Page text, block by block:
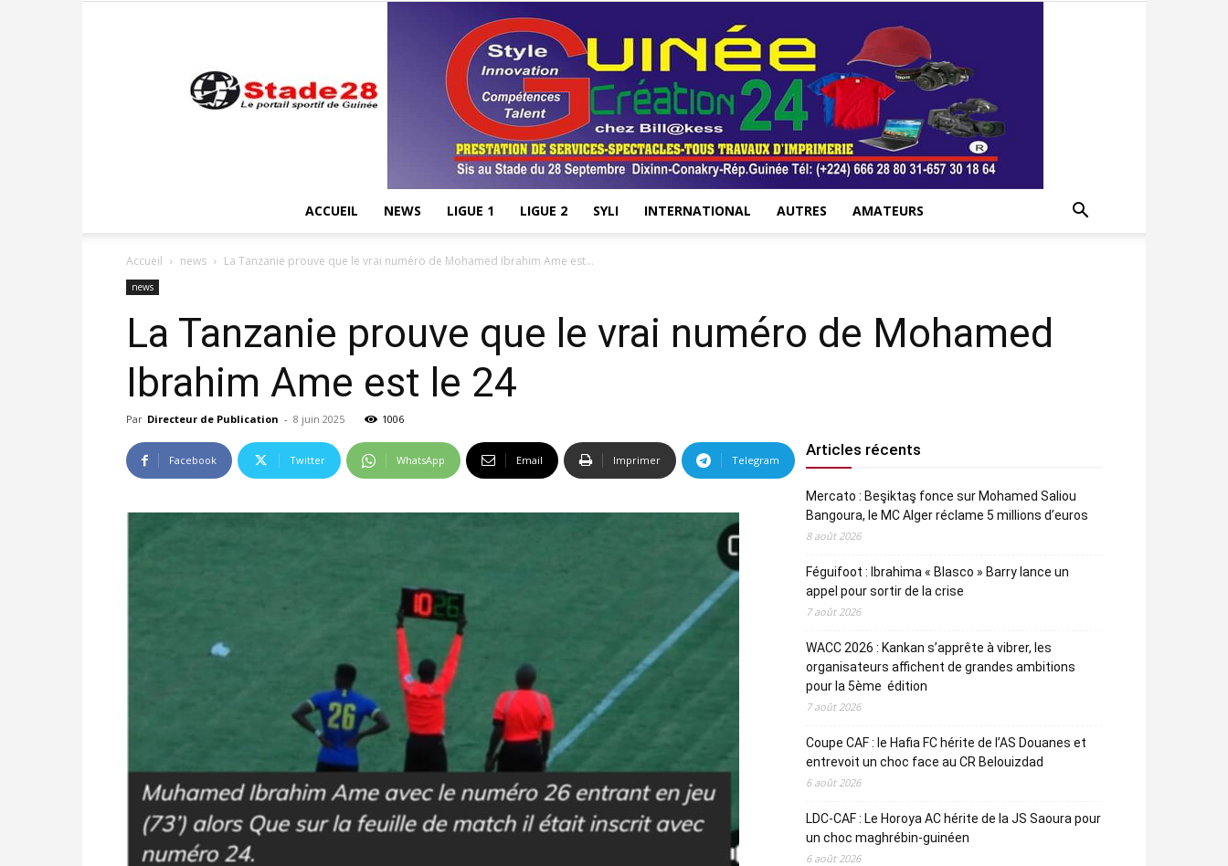
ACCUEIL NEWS LIGUE 1 LIGUE 2 SYLI INTERNATIONAL AUTRES AMATEURS
Accueil news La Tanzanie prouve que le vrai numéro de Mohamed Ibrahim Ame est...
news
La Tanzanie prouve que le vrai numéro de Mohamed
Ibrahim Ame est le 24
Par Directeur de Publication - 8 juin 2025 1006
Facebook Twitter WhatsApp Email Imprimer Telegram
Articles récents
Mercato : Beşiktaş fonce sur Mohamed Saliou
Bangoura, le MC Alger réclame 5 millions d’euros
8 août 2026
Féguifoot : Ibrahima « Blasco » Barry lance un
appel pour sortir de la crise
7 août 2026
WACC 2026 : Kankan s’apprête à vibrer, les
organisateurs affichent de grandes ambitions
pour la 5ème édition
7 août 2026
Coupe CAF : le Hafia FC hérite de l’AS Douanes et
entrevoit un choc face au CR Belouizdad
6 août 2026
LDC-CAF : Le Horoya AC hérite de la JS Saoura pour
un choc maghrébin-guinéen
6 août 2026